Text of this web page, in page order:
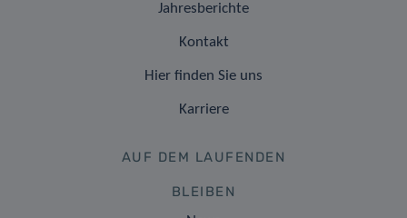
Jahresberichte
Kontakt
Hier finden Sie uns
Karriere
AUF DEM LAUFENDEN
BLEIBEN